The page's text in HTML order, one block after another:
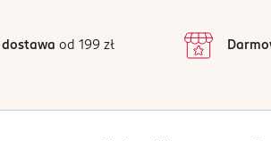
2
1
dostawa od 199 zł